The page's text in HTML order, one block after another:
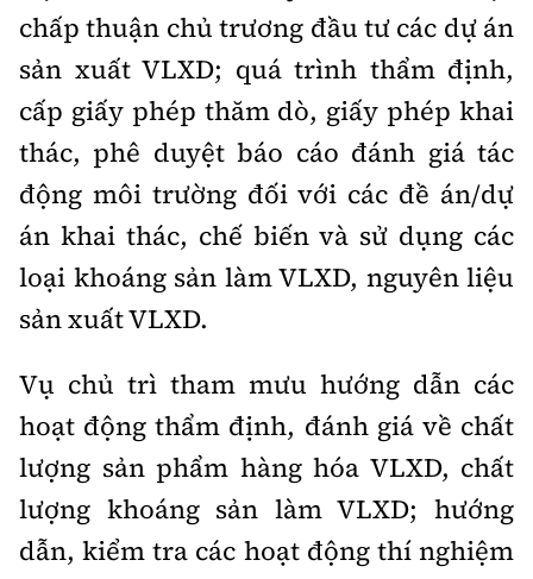
chấp thuận chủ trương đầu tư các dự án
sản xuất VLXD; quá trình thẩm định,
cấp giấy phép thăm dò, giấy phép khai
thác, phê duyệt báo cáo đánh giá tác
động môi trường đối với các đề án/dự
án khai thác, chế biến và sử dụng các
loại khoáng sản làm VLXD, nguyên liệu
sản xuất VLXD.
Vụ chủ trì tham mưu hướng dẫn các
hoạt động thẩm định, đánh giá về chất
lượng sản phẩm hàng hóa VLXD, chất
lượng khoáng sản làm VLXD; hướng
dẫn, kiểm tra các hoạt động thí nghiệm